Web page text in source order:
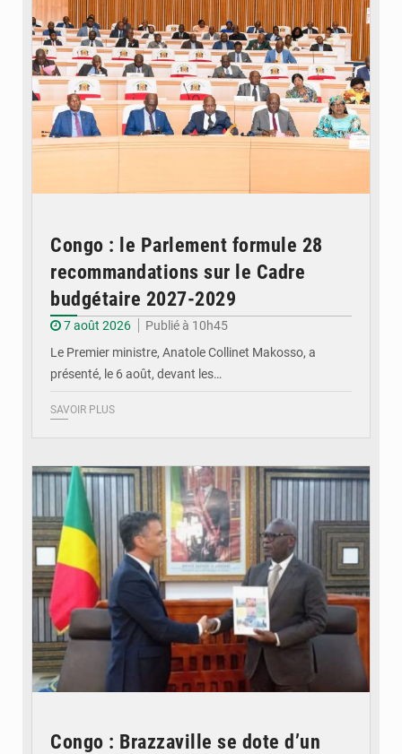
Congo : le Parlement formule 28
recommandations sur le Cadre
budgétaire 2027-2029
7 août 2026
Publié à 10h45
Le Premier ministre, Anatole Collinet Makosso, a
présenté, le 6 août, devant les…
SAVOIR PLUS
Congo : Brazzaville se dote d’un